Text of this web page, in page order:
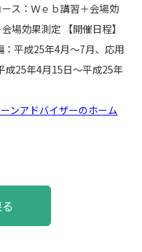
ス：Ｗｅｂ講習＋会場効
場効果測定 【開催日程】
平成25年4月～7月、応用
成25年4月15日～平成25年
ンアドバイザーのホーム